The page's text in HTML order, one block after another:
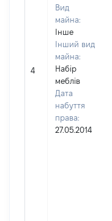
4
Вид
майна:
Інше
Інший вид
майна:
Набір
меблів
Дата
набуття
права:
27.05.2014